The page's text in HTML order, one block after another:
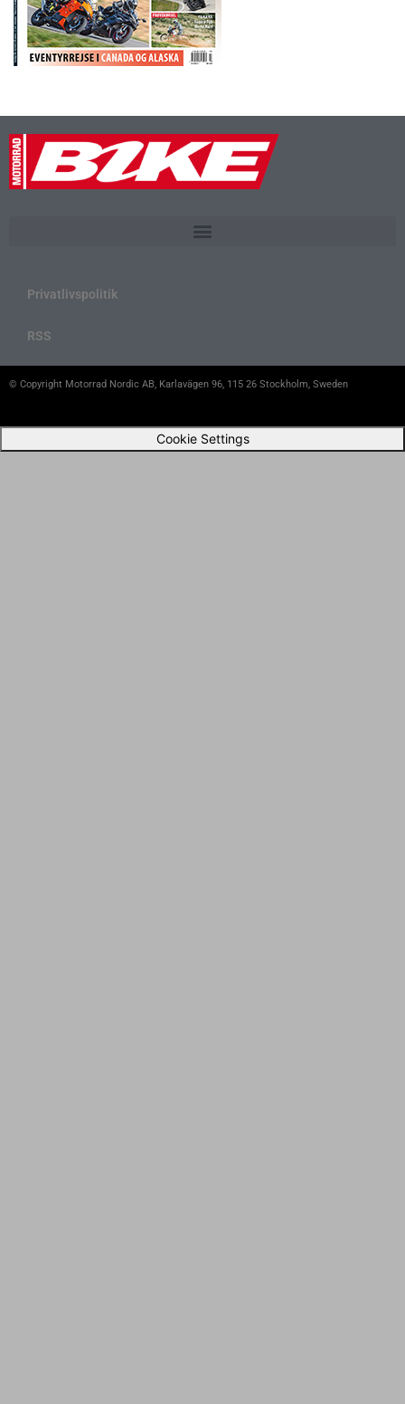
Privatlivspolitik
RSS
© Copyright Motorrad Nordic AB, Karlavägen 96, 115 26 Stockholm, Sweden
Cookie Settings